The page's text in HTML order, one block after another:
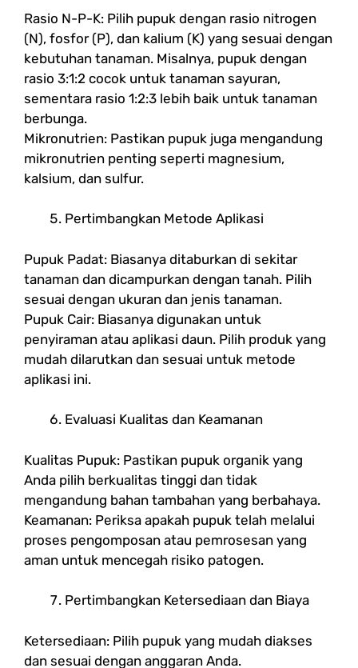
Rasio N-P-K: Pilih pupuk dengan rasio nitrogen
(N), fosfor (P), dan kalium (K) yang sesuai dengan
kebutuhan tanaman. Misalnya, pupuk dengan
rasio 3:1:2 cocok untuk tanaman sayuran,
sementara rasio 1:2:3 lebih baik untuk tanaman
berbunga.
Mikronutrien: Pastikan pupuk juga mengandung
mikronutrien penting seperti magnesium,
kalsium, dan sulfur.
Pertimbangkan Metode Aplikasi
Pupuk Padat: Biasanya ditaburkan di sekitar
tanaman dan dicampurkan dengan tanah. Pilih
sesuai dengan ukuran dan jenis tanaman.
Pupuk Cair: Biasanya digunakan untuk
penyiraman atau aplikasi daun. Pilih produk yang
mudah dilarutkan dan sesuai untuk metode
aplikasi ini.
Evaluasi Kualitas dan Keamanan
Kualitas Pupuk: Pastikan pupuk organik yang
Anda pilih berkualitas tinggi dan tidak
mengandung bahan tambahan yang berbahaya.
Keamanan: Periksa apakah pupuk telah melalui
proses pengomposan atau pemrosesan yang
aman untuk mencegah risiko patogen.
Pertimbangkan Ketersediaan dan Biaya
Ketersediaan: Pilih pupuk yang mudah diakses
dan sesuai dengan anggaran Anda.